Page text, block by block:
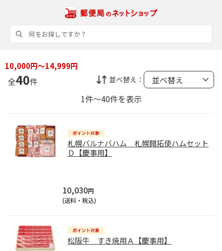
10,000円～14,999円
全40件 並べ替え：
1件～40件を表示
札幌バルナバハム 札幌開拓使ハムセット
Ｄ【慶事用】
10,030円
(送料・税込)
松阪牛 すき焼用Ａ【慶事用】